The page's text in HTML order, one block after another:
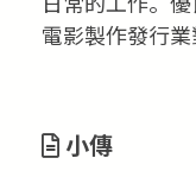
電影製作發行業
小傳